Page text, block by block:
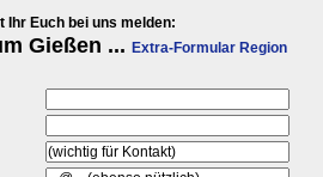
Ihr Euch bei uns melden: